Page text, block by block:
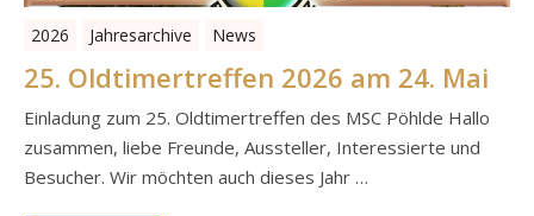
2026 Jahresarchive News
25. Oldtimertreffen 2026 am 24. Mai
Einladung zum 25. Oldtimertreffen des MSC Pöhlde Hallo
zusammen, liebe Freunde, Aussteller, Interessierte und
Besucher. Wir möchten auch dieses Jahr …